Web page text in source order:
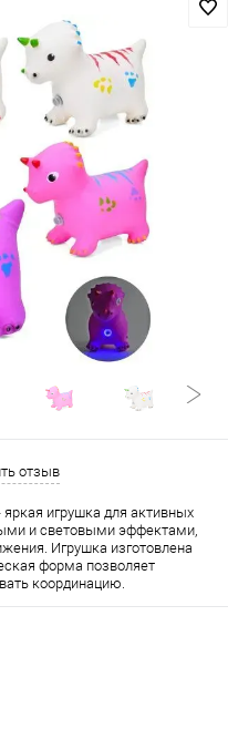
отзыв
игрушка для активных
и световыми эффектами,
Игрушка изготовлена
форма позволяет
координацию.